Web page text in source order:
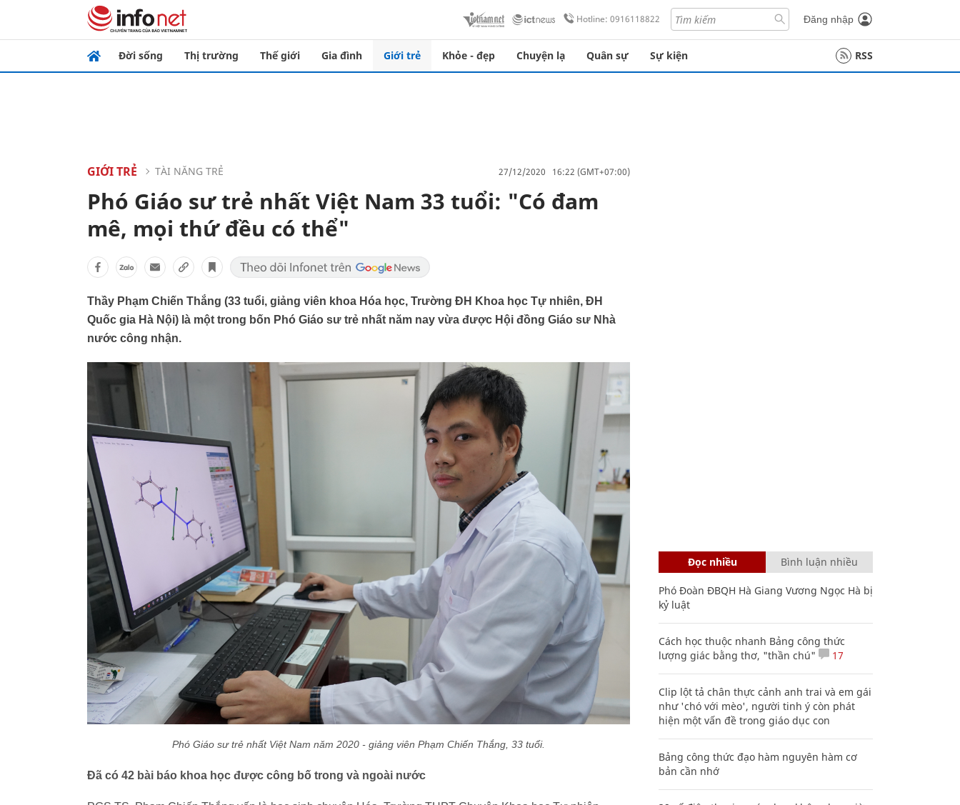
Hotline: 0916118822 Đăng nhập
Đời sống Thị trường Thế giới Gia đình Giới trẻ Khỏe - đẹp Chuyện lạ Quân sự Sự kiện RSS
GIỚI TRẺ TÀI NĂNG TRẺ 27/12/2020 16:22 (GMT+07:00)
Phó Giáo sư trẻ nhất Việt Nam 33 tuổi: "Có đam
mê, mọi thứ đều có thể"
Thầy Phạm Chiến Thắng (33 tuổi, giảng viên khoa Hóa học, Trường ĐH Khoa học Tự nhiên, ĐH
Quốc gia Hà Nội) là một trong bốn Phó Giáo sư trẻ nhất năm nay vừa được Hội đồng Giáo sư Nhà
nước công nhận.
Phó Giáo sư trẻ nhất Việt Nam năm 2020 - giảng viên Phạm Chiến Thắng, 33 tuổi.
Đã có 42 bài báo khoa học được công bố trong và ngoài nước
Đọc nhiều Bình luận nhiều
Phó Đoàn ĐBQH Hà Giang Vương Ngọc Hà bị
kỷ luật
Cách học thuộc nhanh Bảng công thức
lượng giác bằng thơ, "thần chú"
17
Clip lột tả chân thực cảnh anh trai và em gái
như 'chó với mèo', người tinh ý còn phát
hiện một vấn đề trong giáo dục con
Bảng công thức đạo hàm nguyên hàm cơ
bản cần nhớ